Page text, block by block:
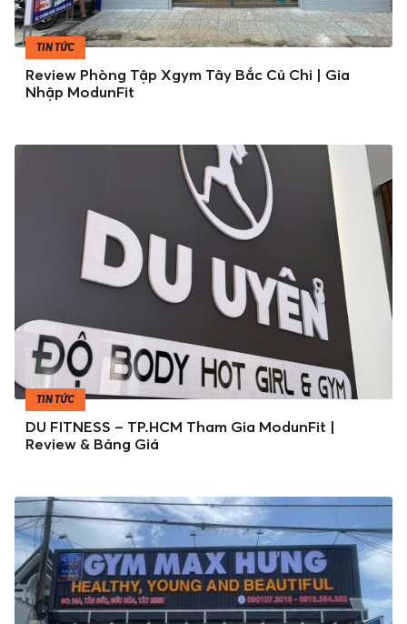
TIN TỨC
Review Phòng Tập Xgym Tây Bắc Củ Chi | Gia
Nhập ModunFit
TIN TỨC
DU FITNESS – TP.HCM Tham Gia ModunFit |
Review & Bảng Giá